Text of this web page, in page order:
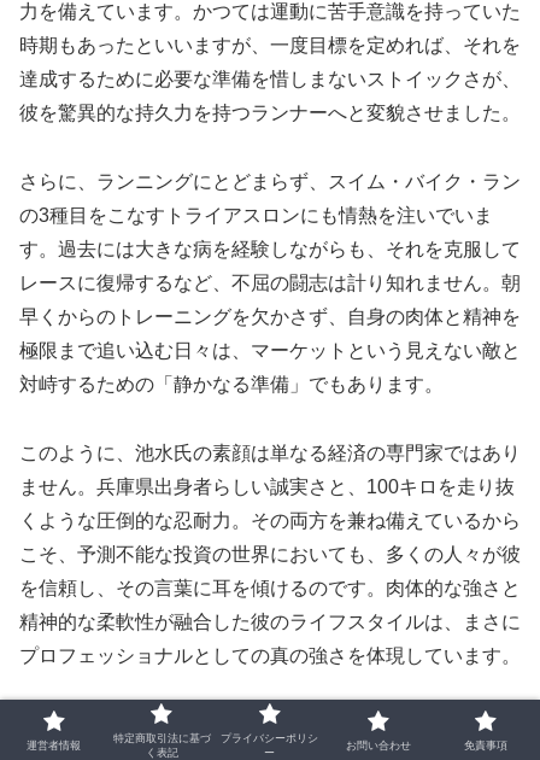
力を備えています。かつては運動に苦手意識を持っていた
時期もあったといいますが、一度目標を定めれば、それを
達成するために必要な準備を惜しまないストイックさが、
彼を驚異的な持久力を持つランナーへと変貌させました。
さらに、ランニングにとどまらず、スイム・バイク・ラン
の3種目をこなすトライアスロンにも情熱を注いでいま
す。過去には大きな病を経験しながらも、それを克服して
レースに復帰するなど、不屈の闘志は計り知れません。朝
早くからのトレーニングを欠かさず、自身の肉体と精神を
極限まで追い込む日々は、マーケットという見えない敵と
対峙するための「静かなる準備」でもあります。
このように、池水氏の素顔は単なる経済の専門家ではあり
ません。兵庫県出身者らしい誠実さと、100キロを走り抜
くような圧倒的な忍耐力。その両方を兼ね備えているから
こそ、予測不能な投資の世界においても、多くの人々が彼
を信頼し、その言葉に耳を傾けるのです。肉体的な強さと
精神的な柔軟性が融合した彼のライフスタイルは、まさに
プロフェッショナルとしての真の強さを体現しています。
日本貴金属マーケット協会代表理事として担う
運営者情報
特定商取引法に基づ
く表記
プライバシーポリシ
ー
お問い合わせ 免責事項